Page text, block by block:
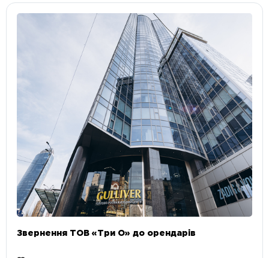
Звернення ТОВ «Три О» до орендарів